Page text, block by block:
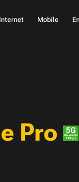
Internet Mobile
Pro